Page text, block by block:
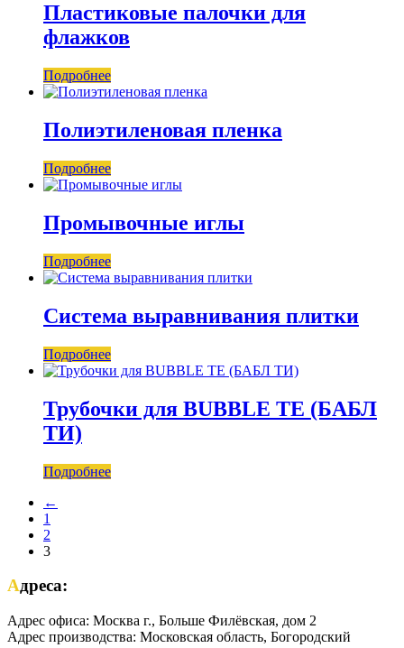
Пластиковые палочки для
флажков
Подробнее
Полиэтиленовая пленка
Подробнее
Промывочные иглы
Подробнее
Система выравнивания плитки
Подробнее
Трубочки для BUBBLE TE (БАБЛ
ТИ)
Подробнее
←
1
2
3
Адреса:
Адрес офиса: Москва г., Больше Филёвская, дом 2
Адрес производства: Московская область, Богородский